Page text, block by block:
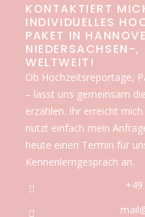
KONTAKTIERT
INDIVIDUELLES
PAKET IN
NIEDERSACHSEN-
WELTWEIT!
Ob Hochzeitsreportage,
– lasst uns gemeinsam
erzählen. Ihr erreicht
nutzt einfach mein
heute einen Termin für
Kennenlerngespräch an.